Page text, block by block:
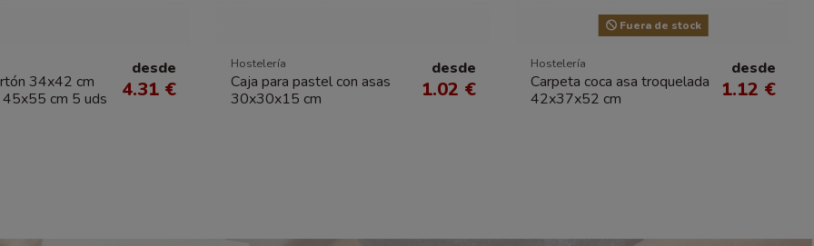
34x42 cm
45x55 cm 5 uds
desde
4.31 €
Hostelería
Caja para pastel con asas
30x30x15 cm
desde
1.02 €
Fuera de stock
Hostelería
Carpeta coca asa troquelada
42x37x52 cm
desde
1.12 €